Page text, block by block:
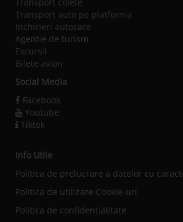
Transport colete
Transport auto pe platforma
Inchirieri autocare
Agentie de turism
Excursii
Bilete avion
Social Media
Facebook
Youtube
Tiktok
Info Utile
Politica de prelucrare a datelor cu
Politica de utilizare Cookie-uri
Politica de confidențialitate